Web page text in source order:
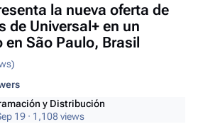
la nueva oferta de
de Universal+ en un
en São Paulo, Brasil
y Distribución
19 · 1,108 views